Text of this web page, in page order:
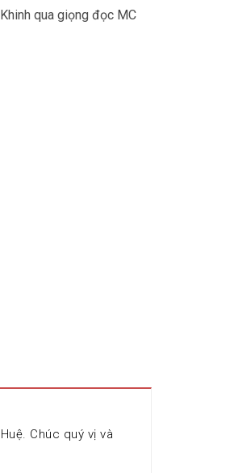
qua giọng đọc MC
Chúc quý vị và